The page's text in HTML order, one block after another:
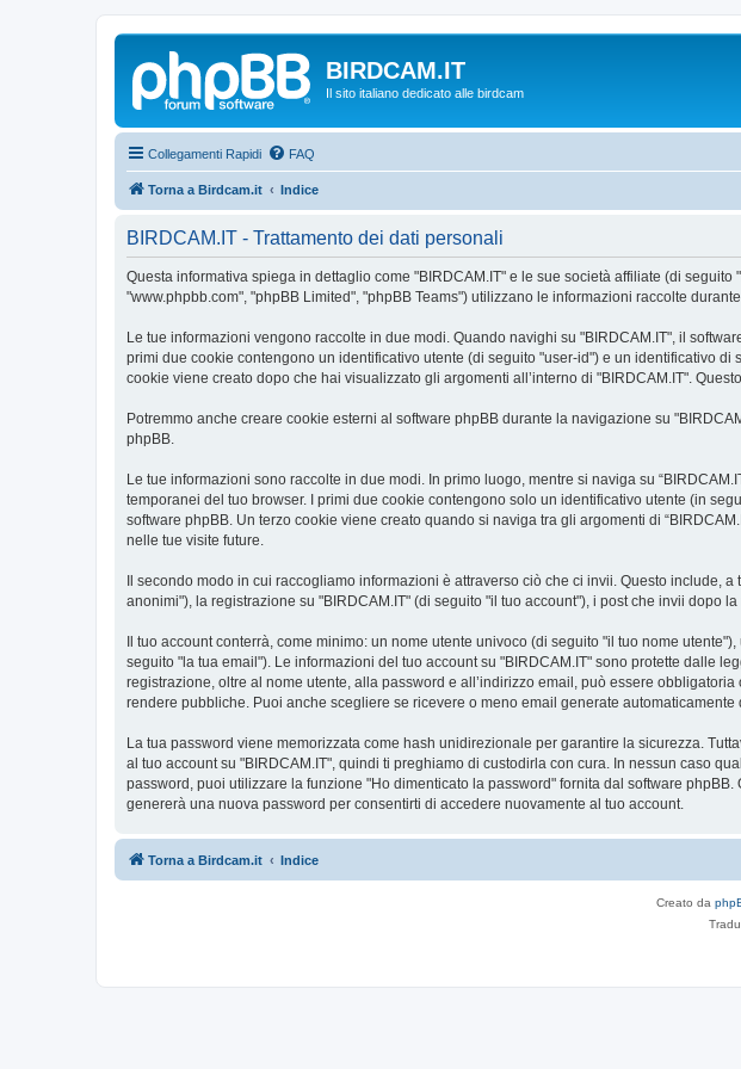
BIRDCAM.IT
Il sito italiano dedicato alle birdcam
Collegamenti Rapidi FAQ
Torna a Birdcam.it Indice
BIRDCAM.IT - Trattamento dei dati personali
Questa informativa spiega in dettaglio come "BIRDCAM.IT" e le sue società affiliate (di
"www.phpbb.com", "phpBB Limited", "phpBB Teams") utilizzano le informazioni raccolte
Le tue informazioni vengono raccolte in due modi. Quando navighi su "BIRDCAM.IT", il
primi due cookie contengono un identificativo utente (di seguito "user-id") e un identificativo
cookie viene creato dopo che hai visualizzato gli argomenti all’interno di "BIRDCAM.IT".
Potremmo anche creare cookie esterni al software phpBB durante la navigazione su
phpBB.
Le tue informazioni sono raccolte in due modi. In primo luogo, mentre si naviga su
temporanei del tuo browser. I primi due cookie contengono solo un identificativo utente (in
software phpBB. Un terzo cookie viene creato quando si naviga tra gli argomenti di
nelle tue visite future.
Il secondo modo in cui raccogliamo informazioni è attraverso ciò che ci invii. Questo include,
anonimi"), la registrazione su "BIRDCAM.IT" (di seguito "il tuo account"), i post che invii dopo
Il tuo account conterrà, come minimo: un nome utente univoco (di seguito "il tuo nome
seguito "la tua email"). Le informazioni del tuo account su "BIRDCAM.IT" sono protette dalle
registrazione, oltre al nome utente, alla password e all’indirizzo email, può essere
rendere pubbliche. Puoi anche scegliere se ricevere o meno email generate automaticamente
La tua password viene memorizzata come hash unidirezionale per garantire la sicurezza.
al tuo account su "BIRDCAM.IT", quindi ti preghiamo di custodirla con cura. In nessun caso
password, puoi utilizzare la funzione "Ho dimenticato la password" fornita dal software
genererà una nuova password per consentirti di accedere nuovamente al tuo account.
Torna a Birdcam.it Indice
Creato da